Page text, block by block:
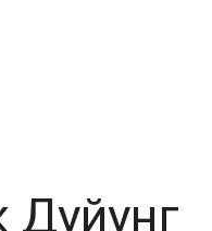
Дуйунг